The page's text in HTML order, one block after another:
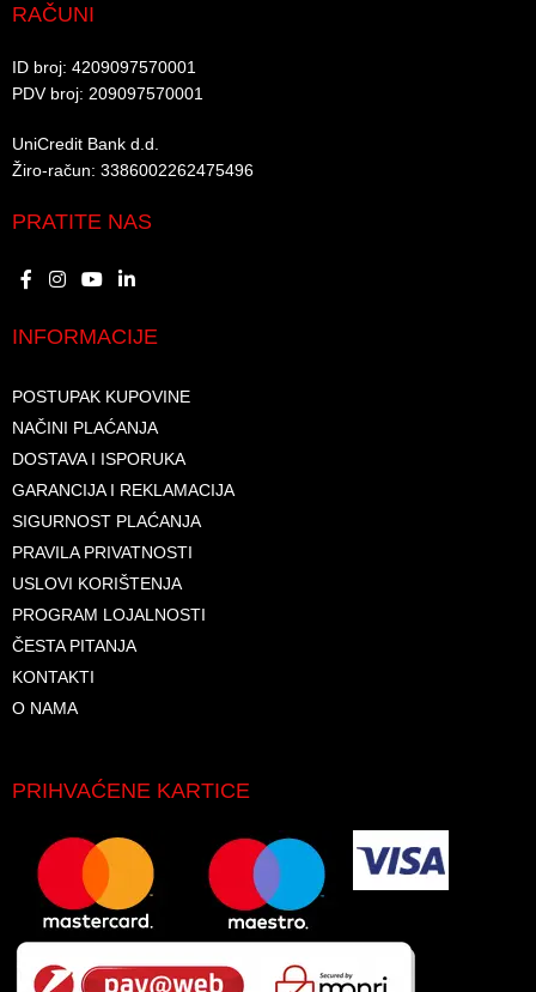
RAČUNI
ID broj: 4209097570001​
PDV broj: 209097570001 ​
UniCredit Bank d.d.​
Žiro-račun: 3386002262475496​​
PRATITE NAS
INFORMACIJE
POSTUPAK KUPOVINE
NAČINI PLAĆANJA
DOSTAVA I ISPORUKA
GARANCIJA I REKLAMACIJA
SIGURNOST PLAĆANJA
PRAVILA PRIVATNOSTI
USLOVI KORIŠTENJA
PROGRAM LOJALNOSTI
ČESTA PITANJA
KONTAKTI
O NAMA
PRIHVAĆENE KARTICE